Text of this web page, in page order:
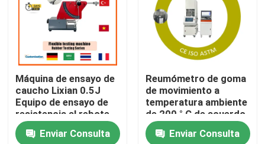
Hogar
productos
Espectáculo de realidad virtual
Sobre nosotros
Máquina de ensayo de
caucho Lixian 0.5J
Equipo de ensayo de
resistencia al rebote
flexible del caucho
energéticoEnviar Consulta
Reumómetro de goma
de movimiento a
temperatura ambiente
de 200 ° C de acuerdo
con el estándar ISO
6502 Presión 0,5 Mpa-
Enviar Consulta